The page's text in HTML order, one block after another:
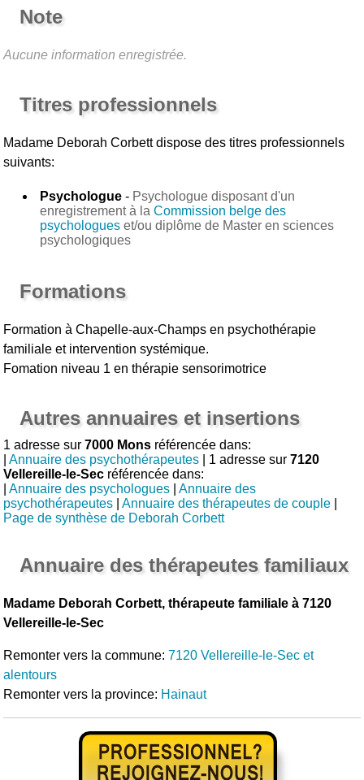
Note
Aucune information enregistrée.
Titres professionnels
Madame Deborah Corbettdispose des titres professionnels
suivants:
Psychologue - Psychologue disposant d'un
enregistrement à laCommission belge des
psychologues et/ou diplôme de Master en sciences
psychologiques
Formations
Formation à Chapelle-aux-Champs en psychothérapie
familiale et intervention systémique.
Fomation niveau 1 en thérapie sensorimotrice
Autres annuaires et insertions
1 adresse sur7000 Mons référencée dans:
|Annuaire des psychothérapeutes | 1 adresse sur7120
Vellereille-le-Sec référencée dans:
|Annuaire des psychologues |Annuaire des
psychothérapeutes |Annuaire des thérapeutes de couple
Page de synthèse de Deborah Corbett
Annuaire des thérapeutes familiaux
Madame Deborah Corbett, thérapeute familiale à 7120
Vellereille-le-Sec
Remonter vers la commune:7120 Vellereille-le-Sec et
alentours
Remonter vers la province: Hainaut